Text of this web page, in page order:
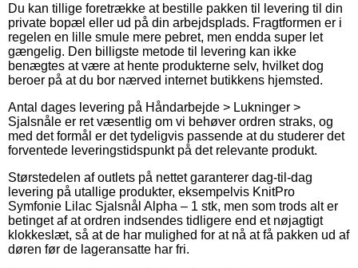
Du kan tillige foretrække at bestille pakken til levering til din
private bopæl eller ud på din arbejdsplads. Fragtformen er i
regelen en lille smule mere pebret, men endda super let
gængelig. Den billigste metode til levering kan ikke
benægtes at være at hente produkterne selv, hvilket dog
beroer på at du bor nærved internet butikkens hjemsted.
Antal dages levering på Håndarbejde > Lukninger >
Sjalsnåle er ret væsentlig om vi behøver ordren straks, og
med det formål er det tydeligvis passende at du studerer det
forventede leveringstidspunkt på det relevante produkt.
Størstedelen af outlets på nettet garanterer dag-til-dag
levering på utallige produkter, eksempelvis KnitPro
Symfonie Lilac Sjalsnål Alpha – 1 stk, men som trods alt er
betinget af at ordren indsendes tidligere end et nøjagtigt
klokkeslæt, så at de har mulighed for at nå at få pakken ud af
døren før de lageransatte har fri.